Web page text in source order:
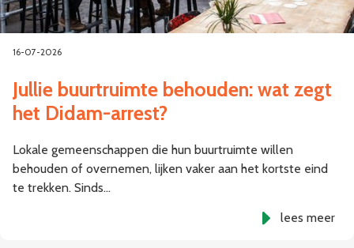
16-07-2026
Jullie buurtruimte behouden: wat zegt
het Didam-arrest?
Lokale gemeenschappen die hun buurtruimte willen
behouden of overnemen, lijken vaker aan het kortste eind
te trekken. Sinds…
lees meer